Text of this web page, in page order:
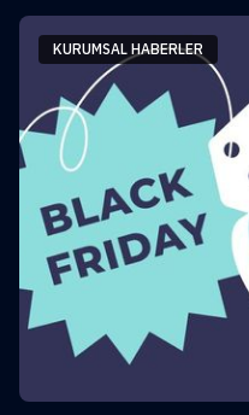
KURUMSAL HABERLER